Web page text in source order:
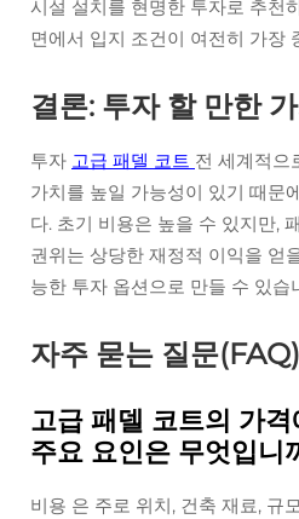
시설 설치를 현명한 투자로 추천
면에서 입지 조건이 여전히 가장
결론: 투자 할 만한
투자 고급 패델 코트 전 세계적으
가치를 높일 가능성이 있기 때문
다. 초기 비용은 높을 수 있지만,
권위는 상당한 재정적 이익을 얻
능한 투자 옵션으로 만들 수 있습
자주 묻는 질문(FAQ)
고급 패델 코트의 가
주요 요인은 무엇입니
비용 은 주로 위치, 건축 재료, 규